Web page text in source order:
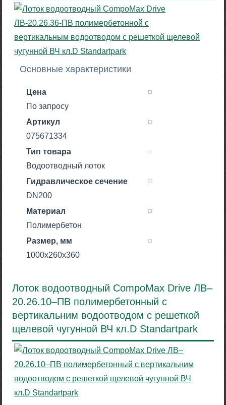
Основные характеристики
Цена
По запросу
Артикул
075671334
Тип товара
Водоотводный лоток
Гидравлическое сечение
DN200
Материал
Полимербетон
Размер, мм
1000х260х360
Лоток водоотводный CompoMax Drive ЛВ–
20.26.10–ПВ полимербетонный с
вертикальним водоотводом с решеткой
щелевой чугунной ВЧ кл.D Standartpark